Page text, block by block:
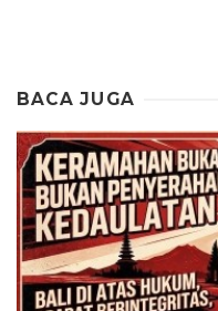
BACA JUGA